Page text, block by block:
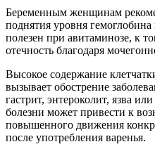
Беременным женщинам
поднятия уровня
полезен при авитаминозе, к
отечность благодаря
Высокое содержание
вызывает обострение
гастрит, энтероколит, язва
болезни может привести к
повышенного движения
после употребления варенья.